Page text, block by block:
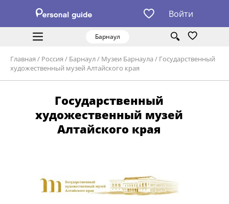
Войти
Барнаул
Главная / Россия / Барнаул/ Музеи Барнаула / Государственный
художественный музей Алтайского края
Государственный
художественный музей
Алтайского края